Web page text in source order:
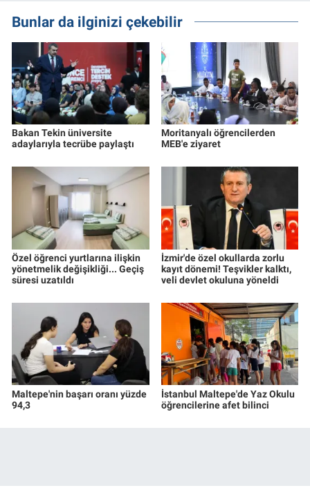
Bunlar da ilginizi çekebilir
Bakan Tekin üniversite
adaylarıyla tecrübe paylaştı
Moritanyalı öğrencilerden
MEB'e ziyaret
Özel öğrenci yurtlarına ilişkin
yönetmelik değişikliği... Geçiş
süresi uzatıldı
İzmir'de özel okullarda zorlu
kayıt dönemi! Teşvikler kalktı,
veli devlet okuluna yöneldi
Maltepe'nin başarı oranı yüzde
94,3
İstanbul Maltepe'de Yaz Okulu
öğrencilerine afet bilinci